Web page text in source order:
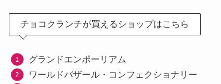
チョコクランチが買えるショップはこちら
グランドエンポーリアム
ワールドバザール・コンフェクショナリー